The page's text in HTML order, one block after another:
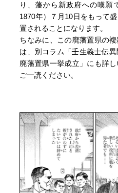
り、藩から新政府への嘆願
1870年）７月10日をもって
置されることになります。
ちなみに、この廃藩置県の複
は、別コラム「壬生義士伝
廃藩置県一挙成立」にも詳
ご一読ください。